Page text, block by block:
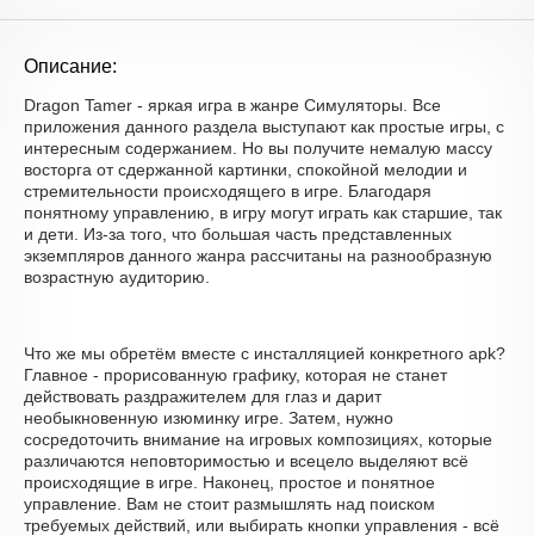
Описание:
Dragon Tamer - яркая игра в жанре Симуляторы. Все
приложения данного раздела выступают как простые игры, с
интересным содержанием. Но вы получите немалую массу
восторга от сдержанной картинки, спокойной мелодии и
стремительности происходящего в игре. Благодаря
понятному управлению, в игру могут играть как старшие, так
и дети. Из-за того, что большая часть представленных
экземпляров данного жанра рассчитаны на разнообразную
возрастную аудиторию.
Что же мы обретём вместе с инсталляцией конкретного apk?
Главное - прорисованную графику, которая не станет
действовать раздражителем для глаз и дарит
необыкновенную изюминку игре. Затем, нужно
сосредоточить внимание на игровых композициях, которые
различаются неповторимостью и всецело выделяют всё
происходящие в игре. Наконец, простое и понятное
управление. Вам не стоит размышлять над поиском
требуемых действий, или выбирать кнопки управления - всё